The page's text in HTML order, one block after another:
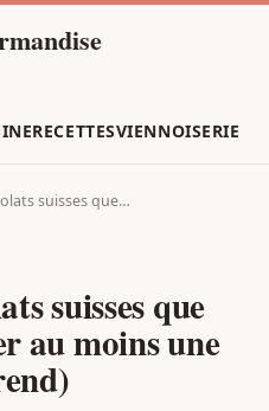
RECETTESVIENNOISERIE
suisses que…
suisses que
au moins une